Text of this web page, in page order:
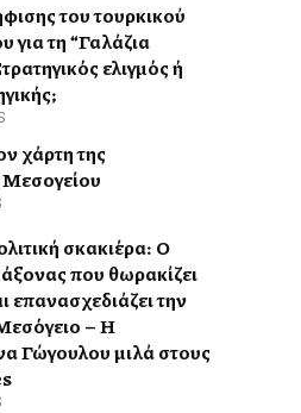
του τουρκικού
για τη “Γαλάζια
ελιγμός ή
χάρτη της
σκακιέρα: Ο
που θωρακίζει
επανασχεδιάζει την
– Η
Γώγουλου μιλά στους